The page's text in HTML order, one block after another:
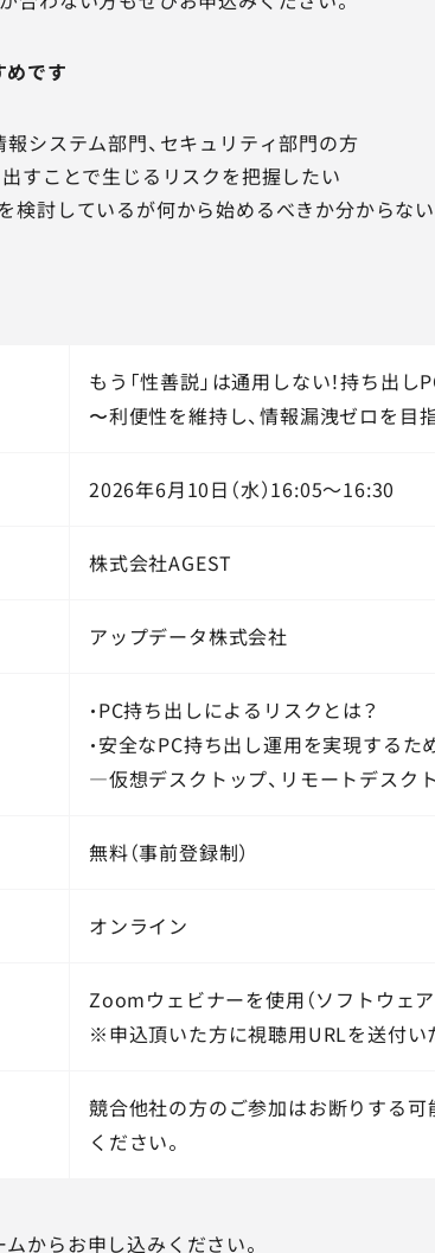
めです
報システム部門、セキュリティ部門の方
出すことで生じるリスクを把握したい
検討しているが何から始めるべきか分からない
もう「性善説」は通用しない！持ち出
〜利便性を維持し、情報漏洩ゼロを目
2026年6月10日（水）16:05～16:30
株式会社AGEST
アップデータ株式会社
・PC持ち出しによるリスクとは？
・安全なPC持ち出し運用を実現する
―仮想デスクトップ、リモートデスク
無料（事前登録制）
オンライン
Zoomウェビナーを使用（ソフトウェ
※申込頂いた方に視聴用URLを送付い
競合他社の方のご参加はお断りする
ください。
からお申し込みください。